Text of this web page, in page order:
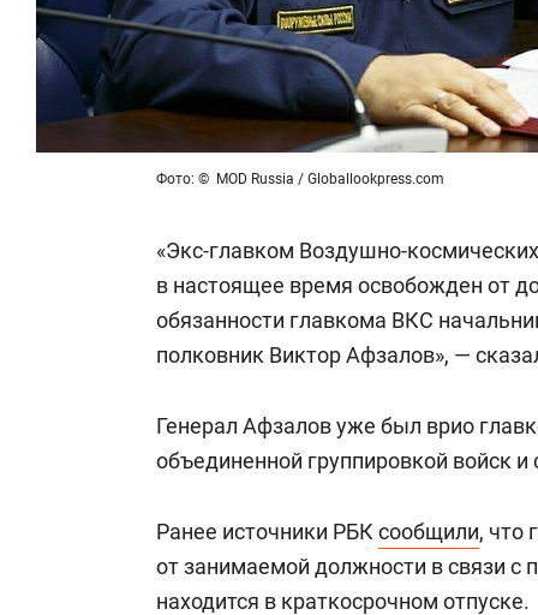
Фото: © MOD Russia / Globallookpress.com
«Экс-главком Воздушно-
в настоящее время освобожден от
обязанности главкома ВКС
полковник Виктор Афзалов», —
Генерал Афзалов уже был врио
объединенной группировкой войск и
Ранее источники РБК сообщили, что
от занимаемой должности в связи с
находится в краткосрочном отпуске.